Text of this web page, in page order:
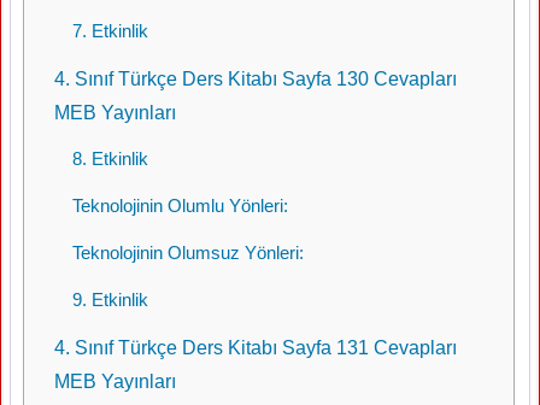
7. Etkinlik
4. Sınıf Türkçe Ders Kitabı Sayfa 130 Cevapları
MEB Yayınları
8. Etkinlik
Teknolojinin Olumlu Yönleri:
Teknolojinin Olumsuz Yönleri:
9. Etkinlik
4. Sınıf Türkçe Ders Kitabı Sayfa 131 Cevapları
MEB Yayınları